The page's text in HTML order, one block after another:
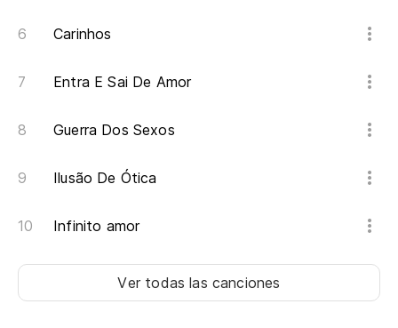
Carinhos
Entra E Sai De Amor
Guerra Dos Sexos
Ilusão De Ótica
Infinito amor
Ver todas las canciones